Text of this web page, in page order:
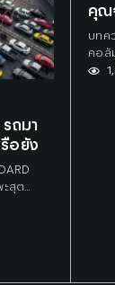
ถมา
อยัง
ะสุต
คุณ
บทค
คอลั